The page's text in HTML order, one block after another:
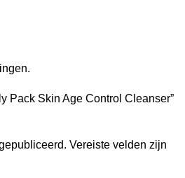
Pack Skin Age Control Cleanser”
Vereiste velden zijn